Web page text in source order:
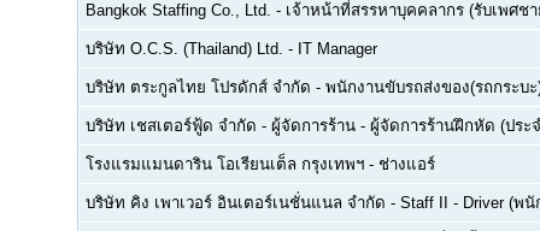
Bangkok Staffing Co., Ltd. - เจ้าหน้าที่สรรหาบุคคลากร (รับเพศช
บริษัท O.C.S. (Thailand) Ltd. - IT Manager
บริษัท ตระกูลไทย โปรดักส์ จำกัด - พนักงานขับรถส่งของ(รถกระบะ
บริษัท เชสเตอร์ฟู้ด จำกัด - ผู้จัดการร้าน - ผู้จัดการร้านฝึกหัด (ประ
โรงแรมแมนดาริน โอเรียนเต็ล กรุงเทพฯ - ช่างแอร์
บริษัท คิง เพาเวอร์ อินเตอร์เนชั่นแนล จำกัด - Staff II - Driver (พ